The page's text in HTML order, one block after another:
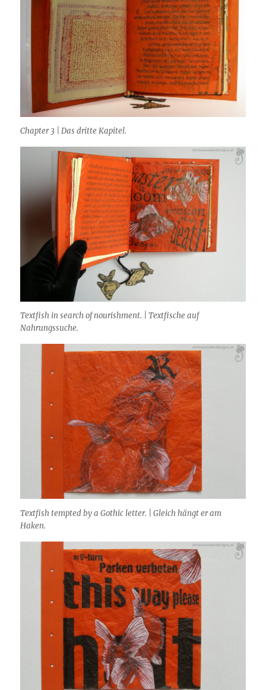
Chapter 3 | Das dritte Kapitel.
Textfish in search of nourishment. | Textfische auf
Nahrungssuche.
Textfish tempted by a Gothic letter. | Gleich hängt er am
Haken.